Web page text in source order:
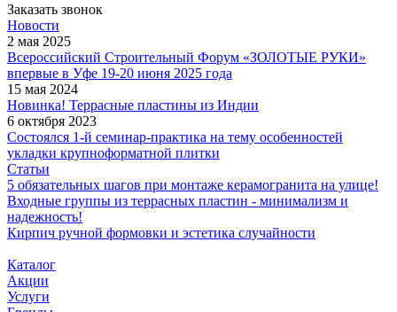
Заказать звонок
Новости
2 мая 2025
Всероссийский Строительный Форум «ЗОЛОТЫЕ РУКИ»
впервые в Уфе 19-20 июня 2025 года
15 мая 2024
Новинка! Террасные пластины из Индии
6 октября 2023
Состоялся 1-й семинар-практика на тему особенностей
укладки крупноформатной плитки
Статьи
5 обязательных шагов при монтаже керамогранита на улице!
Входные группы из террасных пластин - минимализм и
надежность!
Кирпич ручной формовки и эстетика случайности
Каталог
Акции
Услуги